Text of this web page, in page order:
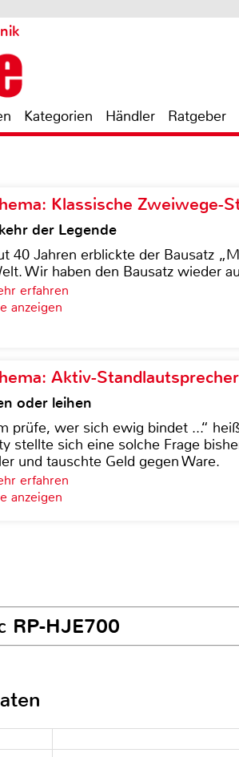
Kategorien Händler Ratgeber
Klassische Zweiwege-
der Legende
40 Jahren erblickte der Bausatz
Wir haben den Bausatz wieder
erfahren
anzeigen
Aktiv-
oder leihen
prüfe, wer sich ewig bindet ...“
stellte sich eine solche Frage
und tauschte Geld gegen Ware.
erfahren
anzeigen
RP-HJE700